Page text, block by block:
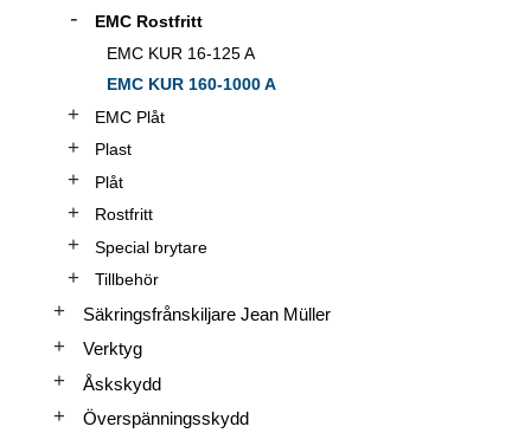
EMC Rostfritt
EMC KUR 16-125 A
EMC KUR 160-1000 A
EMC Plåt
Plast
Plåt
Rostfritt
Special brytare
Tillbehör
Säkringsfrånskiljare Jean Müller
Verktyg
Åskskydd
Överspänningsskydd